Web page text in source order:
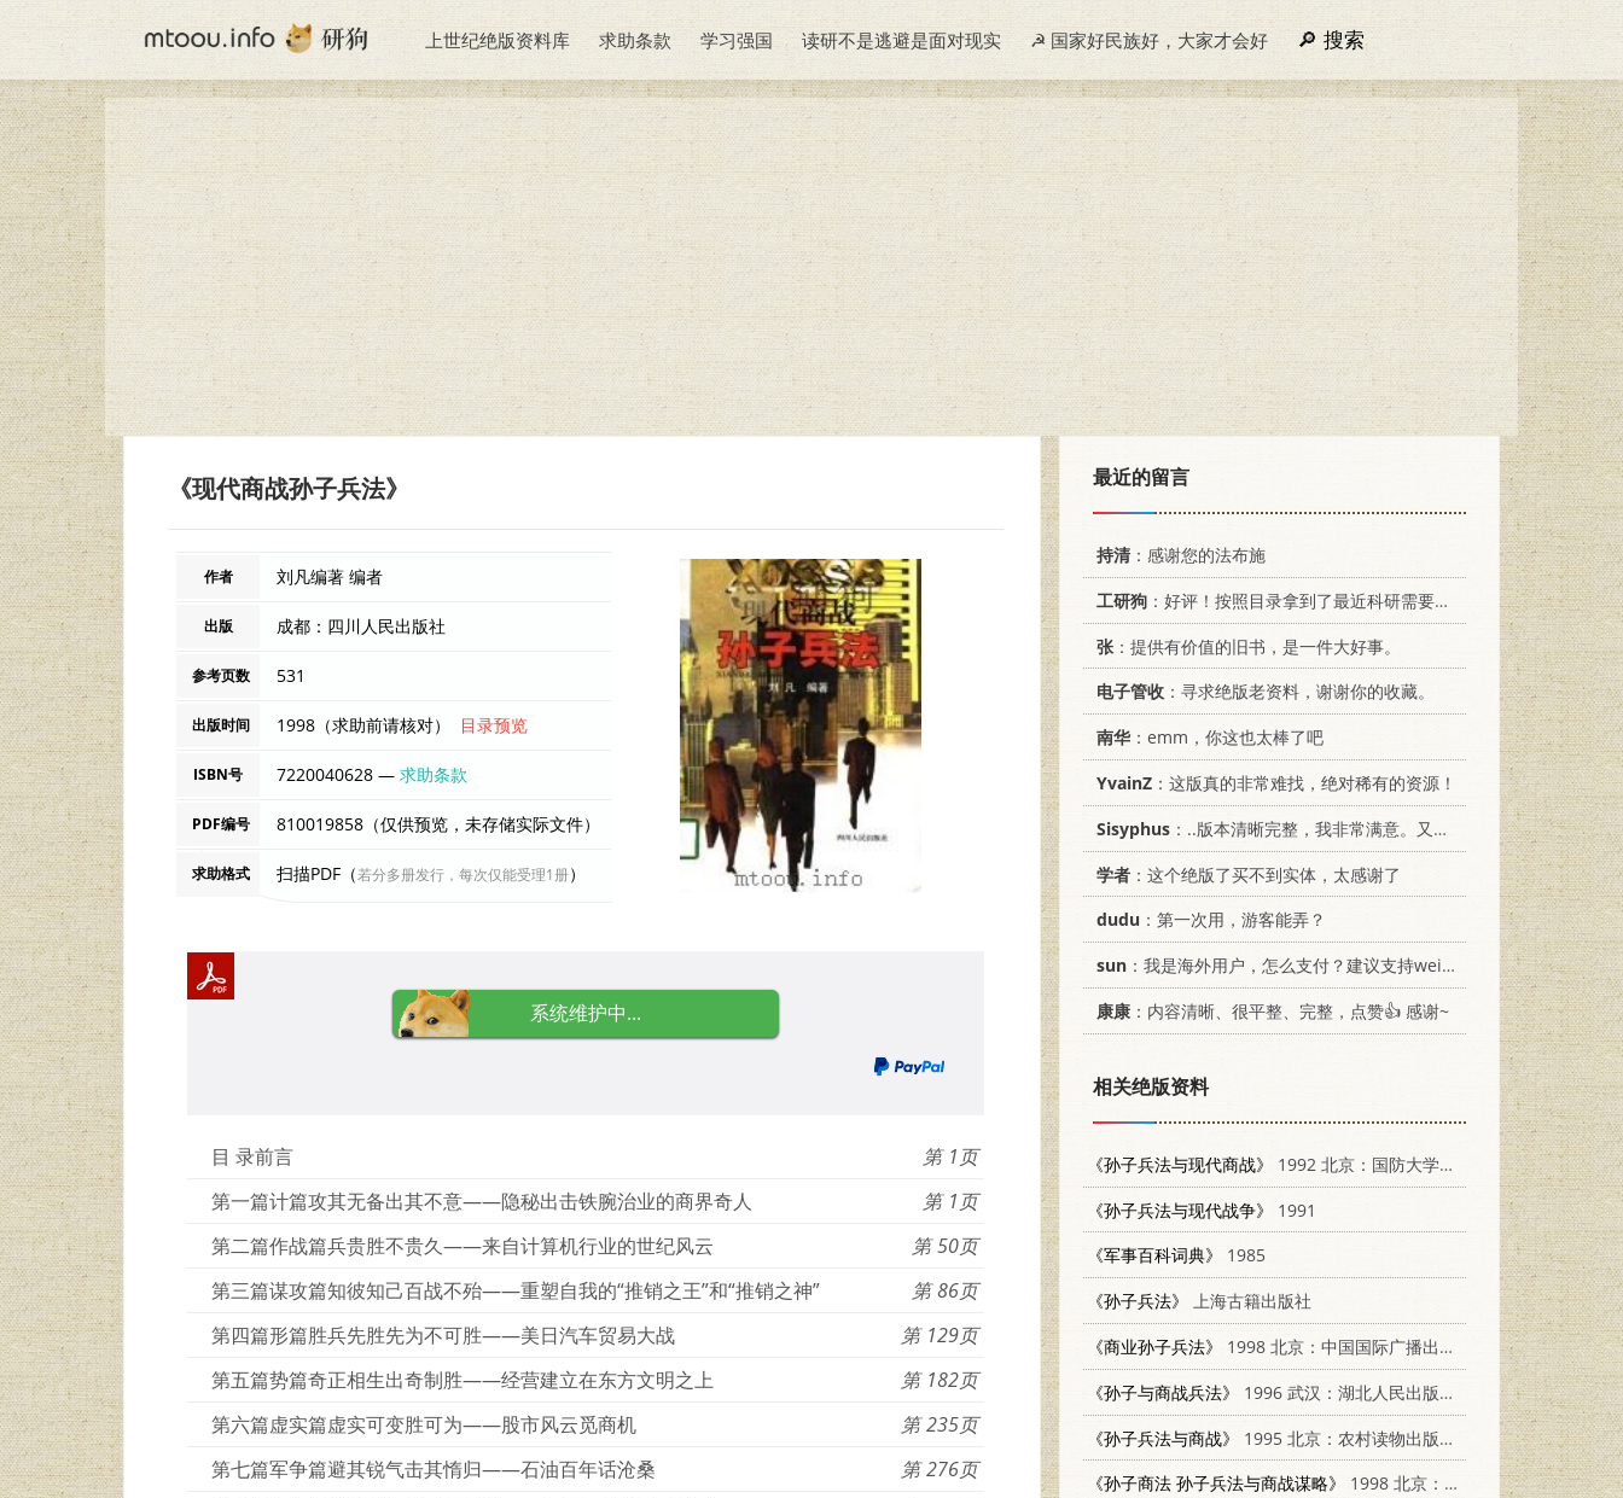
上世纪绝版资料库 求助条款 学习强国 读研不是逃避是面对现实 ☭ 国家好民族好，大家才会好 搜索
《现代商战孙子兵法》
作者 刘凡编著 编者
出版 成都：四川人民出版社
参考页数 531
出版时间 1998（求助前请核对） 目录预览
ISBN号 7220040628 —求助条款
PDF编号 810019858（仅供预览，未存储实际文件）
求助格式 扫描PDF（若分多册发行，每次仅能受理1册）
系统维护中...
目 录前言
1
第一篇计篇攻其无备出其不意——隐秘出击铁腕治业的商界奇人
1
第二篇作战篇兵贵胜不贵久——来自计算机行业的世纪风云
50
第三篇谋攻篇知彼知己百战不殆——重塑自我的“推销之王”和“推销之神”
86
第四篇形篇胜兵先胜先为不可胜——美日汽车贸易大战
129
第五篇势篇奇正相生出奇制胜——经营建立在东方文明之上
182
第六篇虚实篇虚实可变胜可为——股市风云觅商机
235
第七篇军争篇避其锐气击其惰归——石油百年话沧桑
276
最近的留言
持清：感谢您的法布施
工研狗 ：好评！按照目录拿到了最近科研需要的材料！
张 ：提供有价值的旧书，是一件大好事。
电子管收 ：寻求绝版老资料，谢谢你的收藏。
南华：emm，你这也太棒了吧
YvainZ ：这版真的非常难找，绝对稀有的资源！
Sisyphus ：..版本清晰完整，我非常满意。又及，这本《话语的真相》...
学者 ：这个绝版了买不到实体，太感谢了
dudu ：第一次用，游客能弄？
sun ：我是海外用户，怎么支付？建议支持weixin支付
康康 ：内容清晰、很平整、完整，点赞👍 感谢~
相关绝版资料
《孙子兵法与现代商战》
1992 北京：国防大学出版社 7562603669
《孙子兵法与现代战争》
1991
《军事百科词典》
1985
《孙子兵法》
上海古籍出版社
《商业孙子兵法》
1998 北京：中国国际广播出版社 9787507809749
《孙子与商战兵法》
1996 武汉：湖北人民出版社 7216018672
《孙子兵法与商战》
1995 北京：农村读物出版社 7504826189
《孙子商法 孙子兵法与商战谋略》
1998 北京：人民中国出版社 780065608X